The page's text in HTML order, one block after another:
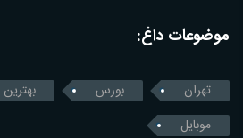
موضوعات داغ:
تهران بورس بهترین
موبایل